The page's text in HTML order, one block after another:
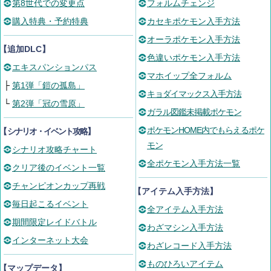
第8世代での変更点
購入特典・予約特典
追加DLC】
エキスパンションパス
├ 第1弾「鎧の孤島」
└ 第2弾「冠の雪原」
シナリオ・イベント攻略】
シナリオ攻略チャート
クリア後のイベント一覧
チャンピオンカップ再戦
毎日起こるイベント
期間限定レイドバトル
インターネット大会
マップデータ】
フォルムチェンジ
カセキポケモン入手方法
オーラポケモン入手方法
色違いポケモン入手方法
マホイップ全フォルム
キョダイマックス入手方法
ガラル図鑑未掲載ポケモン
ポケモンHOME内でもらえるポケ
モン
全ポケモン入手方法一覧
【アイテム入手方法】
全アイテム入手方法
わざマシン入手方法
わざレコード入手方法
ものひろいアイテム